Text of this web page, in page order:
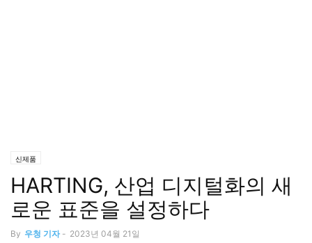
신제품
HARTING, 산업 디지털화의 새
로운 표준을 설정하다
By 우청 기자 - 2023년 04월 21일